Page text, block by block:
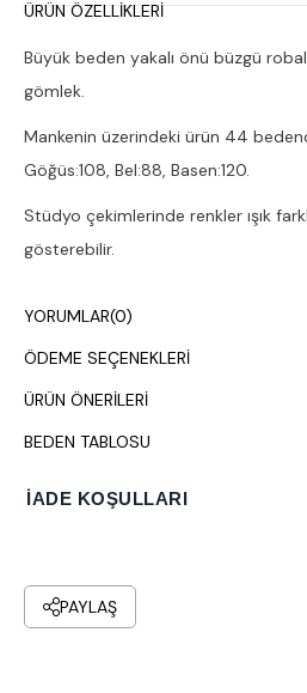
ÜRÜN ÖZELLIKLERI
Büyük beden yakalı önü büzgü
gömlek.
Mankenin üzerindeki ürün 44
Göğüs:108, Bel:88, Basen:120.
Stüdyo çekimlerinde renkler ışık
gösterebilir.
YORUMLAR(0)
ÖDEME SEÇENEKLERI
ÜRÜN ÖNERILERI
BEDEN TABLOSU
İADE KOŞULLARI
PAYLAŞ